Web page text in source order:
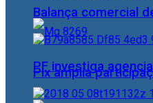
Pix amplia
Balança comercial
PF investiga